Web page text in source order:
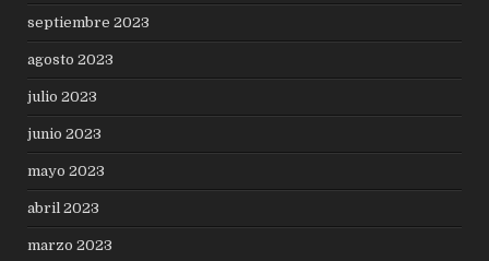
septiembre 2023
agosto 2023
julio 2023
junio 2023
mayo 2023
abril 2023
marzo 2023